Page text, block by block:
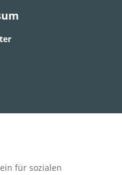
für sozialen